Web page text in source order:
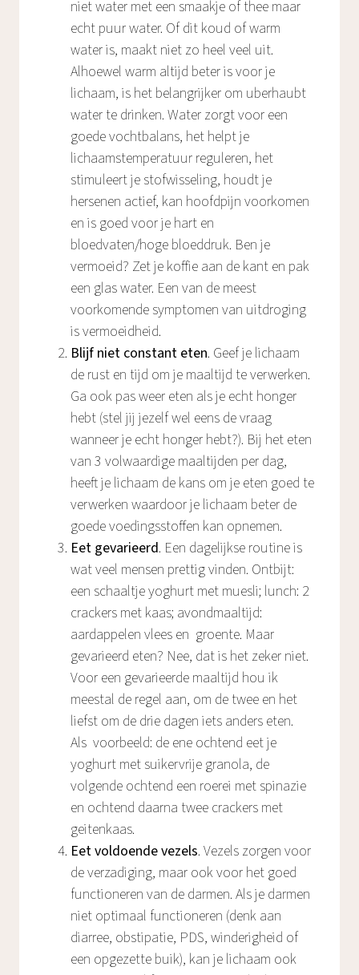
niet water met een smaakje of thee maar
echt puur water. Of dit koud of warm
water is, maakt niet zo heel veel uit.
Alhoewel warm altijd beter is voor je
lichaam, is het belangrijker om uberhaubt
water te drinken. Water zorgt voor een
goede vochtbalans, het helpt je
lichaamstemperatuur reguleren, het
stimuleert je stofwisseling, houdt je
hersenen actief, kan hoofdpijn voorkomen
en is goed voor je hart en
bloedvaten/hoge bloeddruk. Ben je
vermoeid? Zet je koffie aan de kant en pak
een glas water. Een van de meest
voorkomende symptomen van uitdroging
is vermoeidheid.
Blijf niet constant eten. Geef je lichaam
de rust en tijd om je maaltijd te verwerken.
Ga ook pas weer eten als je echt honger
hebt (stel jij jezelf wel eens de vraag
wanneer je echt honger hebt?). Bij het eten
van 3 volwaardige maaltijden per dag,
heeft je lichaam de kans om je eten goed te
verwerken waardoor je lichaam beter de
goede voedingsstoffen kan opnemen.
Eet gevarieerd. Een dagelijkse routine is
wat veel mensen prettig vinden. Ontbijt:
een schaaltje yoghurt met muesli; lunch: 2
crackers met kaas; avondmaaltijd:
aardappelen vlees en groente. Maar
gevarieerd eten? Nee, dat is het zeker niet.
Voor een gevarieerde maaltijd hou ik
meestal de regel aan, om de twee en het
liefst om de drie dagen iets anders eten.
Als voorbeeld: de ene ochtend eet je
yoghurt met suikervrije granola, de
volgende ochtend een roerei met spinazie
en ochtend daarna twee crackers met
geitenkaas.
Eet voldoende vezels. Vezels zorgen voor
de verzadiging, maar ook voor het goed
functioneren van de darmen. Als je darmen
niet optimaal functioneren (denk aan
diarree, obstipatie, PDS, winderigheid of
een opgezette buik), kan je lichaam ook